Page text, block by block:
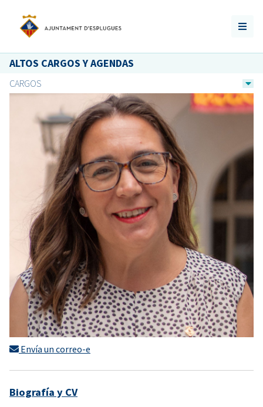
ALTOS CARGOS Y AGENDAS
CARGOS
Envía un correo-e
Biografía y CV